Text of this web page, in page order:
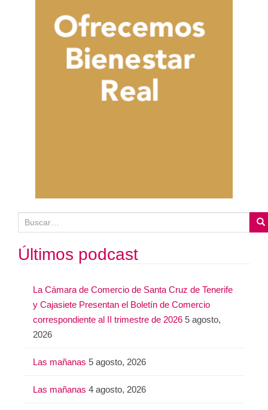
u
sÚltimos podcast
La Cámara de Comercio de Santa Cruz de Tenerife
y Cajasiete Presentan el Boletín de Comercio
correspondiente al II trimestre de 2026 5 agosto,
2026
Las mañanas 5 agosto, 2026
Las mañanas 4 agosto, 2026